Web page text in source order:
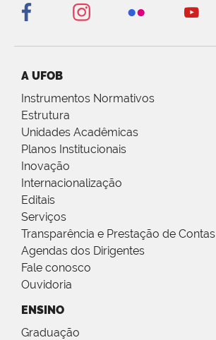
A UFOB
Instrumentos Normativos
Estrutura
Unidades Acadêmicas
Planos Institucionais
Inovação
Internacionalização
Editais
Serviços
Transparência e Prestação de Contas
Agendas dos Dirigentes
Fale conosco
Ouvidoria
ENSINO
Graduação